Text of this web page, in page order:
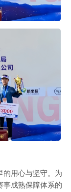
用心与坚守。为
事成熟保障体系的